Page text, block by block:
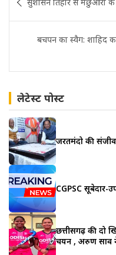
navigation
बचपन का स्वैग: शाहिद
लेटेस्ट पोस्ट
जरूरतमंदो की
CGPSC सूबेदार-
छत्तीसगढ़ की दो
चयन , अरुण साव